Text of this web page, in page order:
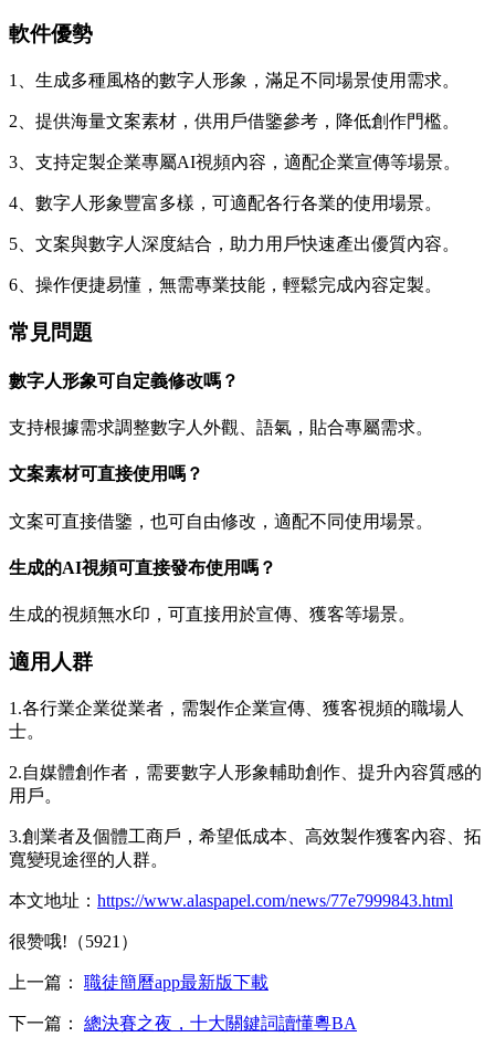
軟件優勢
1、生成多種風格的數字人形象，滿足不同場景使用需求。
2、提供海量文案素材，供用戶借鑒參考，降低創作門檻。
3、支持定製企業專屬AI視頻內容，適配企業宣傳等場景。
4、數字人形象豐富多樣，可適配各行各業的使用場景。
5、文案與數字人深度結合，助力用戶快速產出優質內容。
6、操作便捷易懂，無需專業技能，輕鬆完成內容定製。
常見問題
數字人形象可自定義修改嗎？
支持根據需求調整數字人外觀、語氣，貼合專屬需求。
文案素材可直接使用嗎？
文案可直接借鑒，也可自由修改，適配不同使用場景。
生成的AI視頻可直接發布使用嗎？
生成的視頻無水印，可直接用於宣傳、獲客等場景。
適用人群
1.各行業企業從業者，需製作企業宣傳、獲客視頻的職場人
士。
2.自媒體創作者，需要數字人形象輔助創作、提升內容質感的
用戶。
3.創業者及個體工商戶，希望低成本、高效製作獲客內容、拓
寬變現途徑的人群。
本文地址： https://www.alaspapel.com/news/77e7999843.html
很赞哦!（5921）
上一篇： 職徒簡曆app最新版下載
下一篇： 總決賽之夜，十大關鍵詞讀懂粵BA